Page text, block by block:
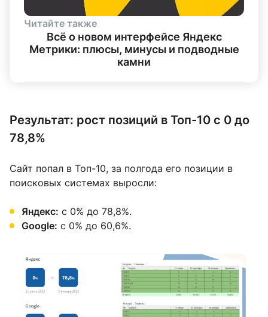
Читайте также
Всё о новом интерфейсе Яндекс
Метрики: плюсы, минусы и подводные
камни
Результат: рост позиций в Топ-10 с 0 до
78,8%
Сайт попал в Топ-10, за полгода его позиции в
поисковых системах выросли:
Яндекс: с 0% до 78,8%.
Google: с 0% до 60,6%.